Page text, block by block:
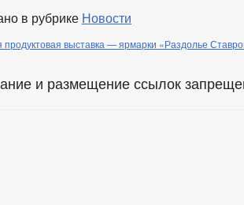
в рубрике Новости
выставка — ярмарки «Раздолье
и размещение ссылок